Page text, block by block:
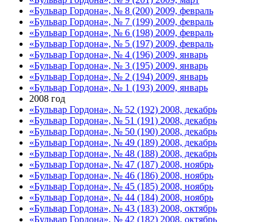
«Бульвар Гордона», № 8 (200) 2009, февраль
«Бульвар Гордона», № 7 (199) 2009, февраль
«Бульвар Гордона», № 6 (198) 2009, февраль
«Бульвар Гордона», № 5 (197) 2009, февраль
«Бульвар Гордона», № 4 (196) 2009, январь
«Бульвар Гордона», № 3 (195) 2009, январь
«Бульвар Гордона», № 2 (194) 2009, январь
«Бульвар Гордона», № 1 (193) 2009, январь
2008 год
«Бульвар Гордона», № 52 (192) 2008, декабрь
«Бульвар Гордона», № 51 (191) 2008, декабрь
«Бульвар Гордона», № 50 (190) 2008, декабрь
«Бульвар Гордона», № 49 (189) 2008, декабрь
«Бульвар Гордона», № 48 (188) 2008, декабрь
«Бульвар Гордона», № 47 (187) 2008, ноябрь
«Бульвар Гордона», № 46 (186) 2008, ноябрь
«Бульвар Гордона», № 45 (185) 2008, ноябрь
«Бульвар Гордона», № 44 (184) 2008, ноябрь
«Бульвар Гордона», № 43 (183) 2008, октябрь
«Бульвар Гордона», № 42 (182) 2008, октябрь